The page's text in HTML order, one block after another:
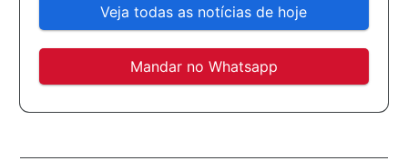
Veja todas as notícias de hoje
Mandar no Whatsapp